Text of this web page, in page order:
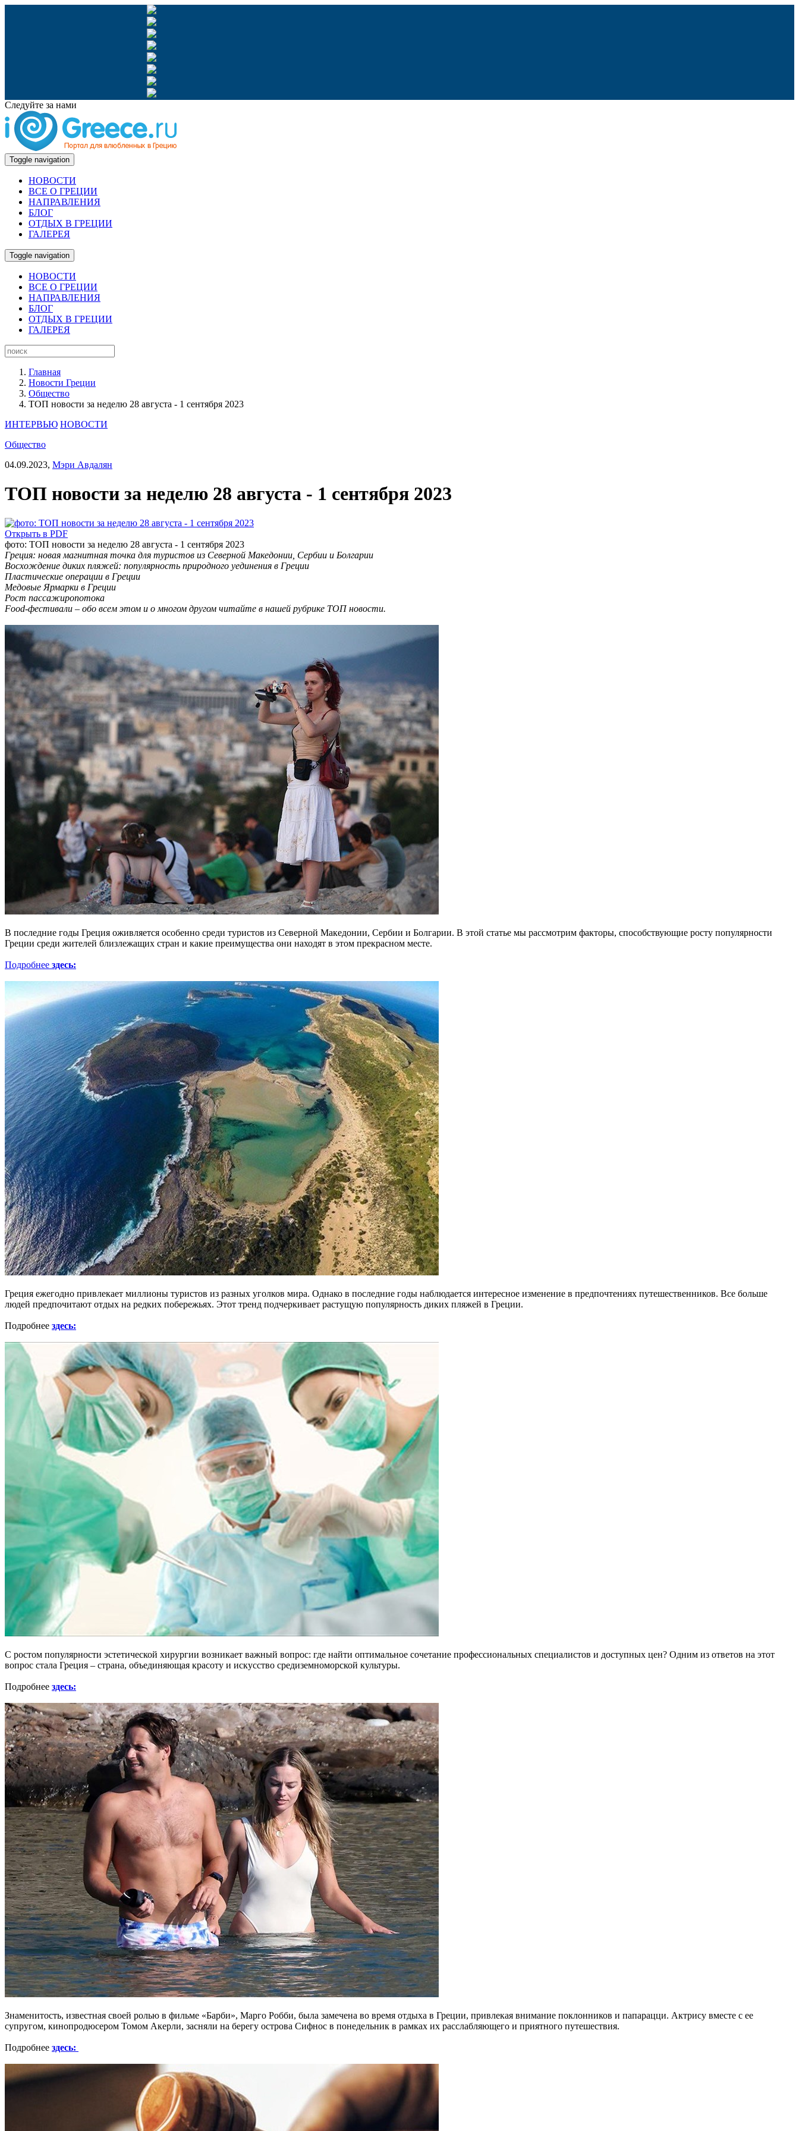
Следуйте за нами
Toggle navigation
НОВОСТИ
ВСЕ О ГРЕЦИИ
НАПРАВЛЕНИЯ
БЛОГ
ОТДЫХ В ГРЕЦИИ
ГАЛЕРЕЯ
Toggle navigation
НОВОСТИ
ВСЕ О ГРЕЦИИ
НАПРАВЛЕНИЯ
БЛОГ
ОТДЫХ В ГРЕЦИИ
ГАЛЕРЕЯ
Главная
Новости Греции
Общество
ТОП новости за неделю 28 августа - 1 сентября 2023
ИНТЕРВЬЮ НОВОСТИ
Общество
04.09.2023, Мэри Авдалян
ТОП новости за неделю 28 августа - 1 сентября 2023
Открыть в PDF
фото: ТОП новости за неделю 28 августа - 1 сентября 2023
Греция: новая магнитная точка для туристов из Северной Македонии, Сербии и Болгарии
Восхождение диких пляжей: популярность природного уединения в Греции
Пластические операции в Греции
Медовые Ярмарки в Греции
Рост пассажиропотока
Food-фестивали – обо всем этом и о многом другом читайте в нашей рубрике ТОП новости.
В последние годы Греция оживляется особенно среди туристов из Северной Македонии, Сербии и Болгарии. В этой статье мы рассмотрим факторы, способствующие росту популярности
Греции среди жителей близлежащих стран и какие преимущества они находят в этом прекрасном месте.
Подробнее здесь:
Греция ежегодно привлекает миллионы туристов из разных уголков мира. Однако в последние годы наблюдается интересное изменение в предпочтениях путешественников. Все больше
людей предпочитают отдых на редких побережьях. Этот тренд подчеркивает растущую популярность диких пляжей в Греции.
Подробнее здесь:
С ростом популярности эстетической хирургии возникает важный вопрос: где найти оптимальное сочетание профессиональных специалистов и доступных цен? Одним из ответов на этот
вопрос стала Греция – страна, объединяющая красоту и искусство средиземноморской культуры.
Подробнее здесь:
Знаменитость, известная своей ролью в фильме «Барби», Марго Робби, была замечена во время отдыха в Греции, привлекая внимание поклонников и папарацци. Актрису вместе с ее
супругом, кинопродюсером Томом Акерли, засняли на берегу острова Сифнос в понедельник в рамках их расслабляющего и приятного путешествия.
Подробнее здесь: